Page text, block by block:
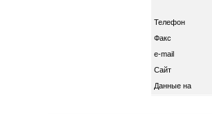
Телефон
Факс
e-mail
Сайт
Данные на